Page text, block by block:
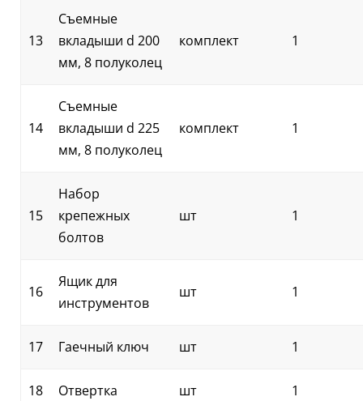
13
Съемные
вкладыши d 200
мм, 8 полуколец
комплект 1
14
Съемные
вкладыши d 225
мм, 8 полуколец
комплект 1
15
Набор
крепежных
болтов
шт 1
16
Ящик для
инструментов
шт 1
17 Гаечный ключ шт 1
18 Отвертка шт 1